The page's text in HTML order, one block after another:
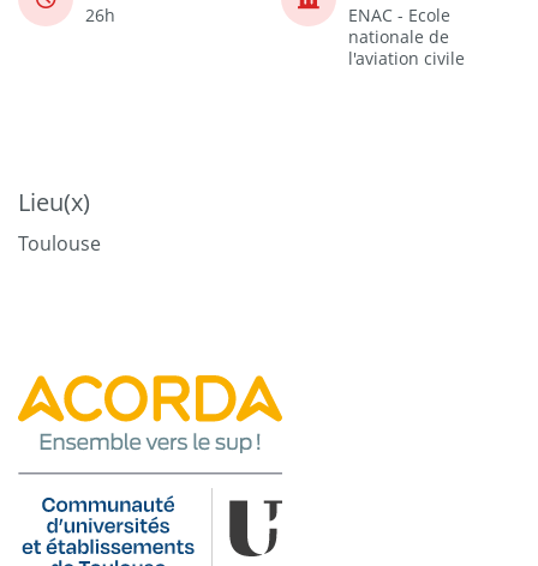
26h
ENAC - Ecole
nationale de
l'aviation civile
Lieu(x)
Toulouse